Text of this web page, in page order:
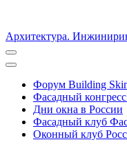
Архитектура.
Форум Building
Фасадный
Дни окна в России
Фасадный клуб
Оконный клуб